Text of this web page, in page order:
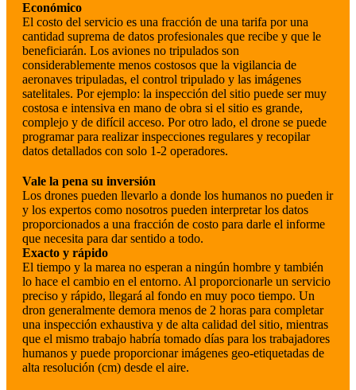
Económico
El costo del servicio es una fracción de una tarifa por una
cantidad suprema de datos profesionales que recibe y que le
beneficiarán. Los aviones no tripulados son
considerablemente menos costosos que la vigilancia de
aeronaves tripuladas, el control tripulado y las imágenes
satelitales. Por ejemplo: la inspección del sitio puede ser muy
costosa e intensiva en mano de obra si el sitio es grande,
complejo y de difícil acceso. Por otro lado, el drone se puede
programar para realizar inspecciones regulares y recopilar
datos detallados con solo 1-2 operadores.
Vale la pena su inversión
Los drones pueden llevarlo a donde los humanos no pueden ir
y los expertos como nosotros pueden interpretar los datos
proporcionados a una fracción de costo para darle el informe
que necesita para dar sentido a todo.
Exacto y rápido
El tiempo y la marea no esperan a ningún hombre y también
lo hace el cambio en el entorno. Al proporcionarle un servicio
preciso y rápido, llegará al fondo en muy poco tiempo. Un
dron generalmente demora menos de 2 horas para completar
una inspección exhaustiva y de alta calidad del sitio, mientras
que el mismo trabajo habría tomado días para los trabajadores
humanos y puede proporcionar imágenes geo-etiquetadas de
alta resolución (cm) desde el aire.